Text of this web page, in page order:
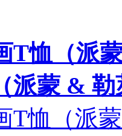
T恤（派
派蒙 &
T恤（派